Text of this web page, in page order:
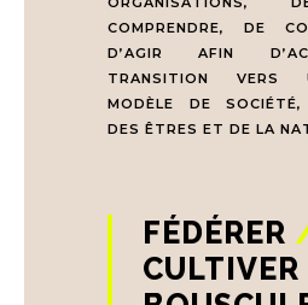
COMPRENDRE, DE
D’AGIR AFIN
TRANSITION VERS
MODÈLE DE SOCIÉTÉ,
DES ÊTRES ET DE LA
FÉDÉRER
CULTIVER